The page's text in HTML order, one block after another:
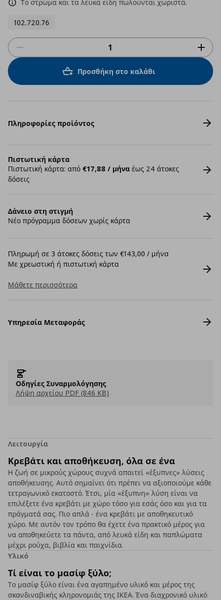
Το στρώμα και τα λευκά είδη πωλούνται χωριστά.
102.720.76
Προσθήκη στο καλάθι
Πληροφορίες προϊόντος
Πιστωτική κάρτα
Πιστωτική κάρτα: από €17,88 / μήνα έως 24 άτοκες
δόσεις
Δάνειο στη στιγμή
Νέο πρόγραμμα δόσεων χωρίς κάρτα
Πληρωμή σε 3 άτοκες δόσεις των €143,00 / μήνα
Με χρεωστική ή πιστωτική κάρτα
Μάθετε περισσότερα
Υπηρεσία Μεταφοράς
Οδηγίες Συναρμολόγησης
Λήψη αρχείου PDF (846 KB)
Λειτουργία
Κρεβάτι και αποθήκευση, όλα σε ένα
Η ζωή σε μικρούς χώρους συχνά απαιτεί «έξυπνες» λύσεις
αποθήκευσης. Αυτό σημαίνει ότι πρέπει να αξιοποιούμε κάθε
τετραγωνικό εκατοστό. Έτσι, μία «έξυπνη» λύση είναι να
επιλέξετε ένα κρεβάτι με χώρο τόσο για εσάς όσο και για τα
πράγματά σας. Πιο απλά - ένα κρεβάτι με αποθηκευτικό
χώρο. Με αυτόν τον τρόπο θα έχετε ένα πρακτικό μέρος για
να αποθηκεύετε τα πάντα, από λευκά είδη και παπλώματα
μέχρι ρούχα, βιβλία και παιχνίδια.
Υλικό
Τί είναι το μασίφ ξύλο;
Το μασίφ ξύλο είναι ένα αγαπημένο υλικό και μέρος της
σκανδιναβικής κληρονομιάς της ΙΚΕΑ. Ένα διαχρονικό υλικό